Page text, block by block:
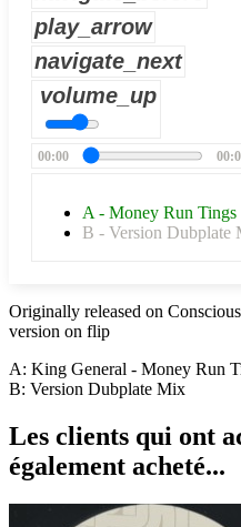
play_arrow
navigate_next
volume_up
00:00
A - Money Run Tings
B - Version Dubplate
Originally released on
version on flip
A: King General - Money Run
B: Version Dubplate Mix
Les clients qui ont
également acheté...